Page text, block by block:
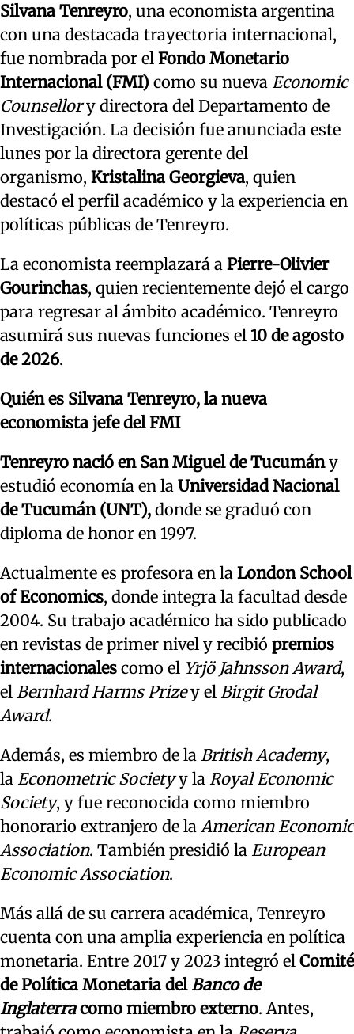
Silvana Tenreyro, una economista argentina
con una destacada trayectoria internacional,
fue nombrada por el Fondo Monetario
Internacional (FMI) como su nueva Economic
Counsellory directora del Departamento de
Investigación. La decisión fue anunciada este
lunes por la directora gerente del
organismo, Kristalina Georgieva, quien
destacó el perfil académico y la experiencia en
políticas públicas de Tenreyro.
La economista reemplazará a Pierre-Olivier
Gourinchas, quien recientemente dejó el cargo
para regresar al ámbito académico. Tenreyro
asumirá sus nuevas funciones el 10 de agosto
de 2026.
Quién es Silvana Tenreyro, la nueva
economista jefe del FMI
Tenreyro nació en San Miguel de Tucumány
estudió economía en la Universidad Nacional
de Tucumán (UNT), donde se graduó con
diploma de honor en 1997.
Actualmente es profesora en la London School
of Economics, donde integra la facultad desde
2004. Su trabajo académico ha sido publicado
en revistas de primer nivel y recibió premios
internacionales como el Yrjö Jahnsson Award,
el Bernhard Harms Prizey el Birgit Grodal
Award.
Además, es miembro de la British Academy,
la Econometric Societyy la Royal Economic
Society, y fue reconocida como miembro
honorario extranjero de la American Economic
Association. También presidió la European
Economic Association.
Más allá de su carrera académica, Tenreyro
cuenta con una amplia experiencia en política
monetaria. Entre 2017 y 2023 integró el Comité
de Política Monetaria delBanco de
Inglaterracomo miembro externo. Antes,